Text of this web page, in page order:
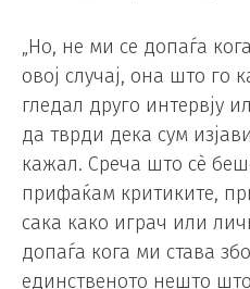
„Но, не ми се допаѓа
овој случај, она што го
гледал друго интервју
да тврди дека сум
кажал. Среча што сè
прифаќам критиките,
сака како играч или
допаѓа кога ми става
единственото нешто